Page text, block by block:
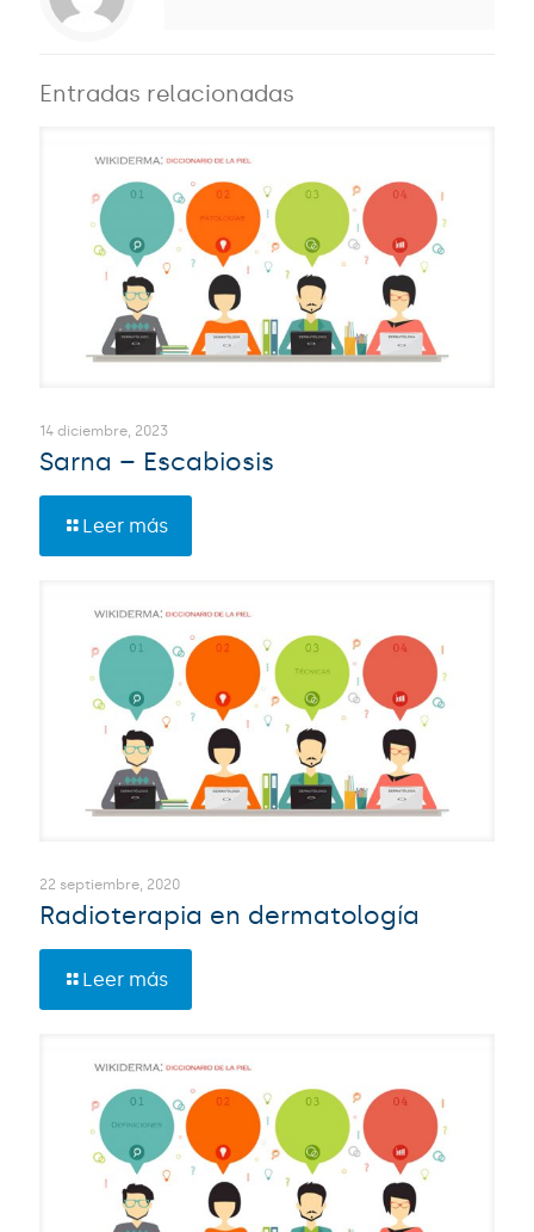
Entradas relacionadas
14 diciembre, 2023
Sarna – Escabiosis
Leer más
22 septiembre, 2020
Radioterapia en dermatología
Leer más